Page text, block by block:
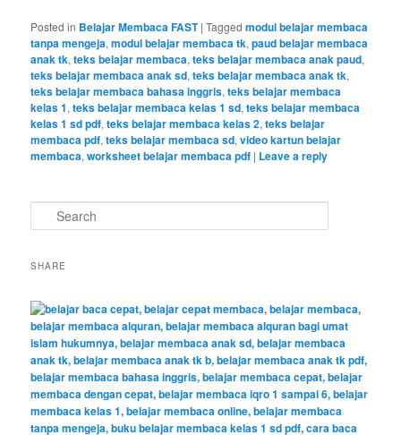
Posted in Belajar Membaca FAST |Tagged modul belajar membaca
tanpa mengeja,modul belajar membaca tk,paud belajar membaca
anak tk,teks belajar membaca,teks belajar membaca anak paud,
teks belajar membaca anak sd,teks belajar membaca anak tk,
teks belajar membaca bahasa inggris,teks belajar membaca
kelas 1,teks belajar membaca kelas 1 sd,teks belajar membaca
kelas 1 sd pdf,teks belajar membaca kelas 2,teks belajar
membaca pdf,teks belajar membaca sd,video kartun belajar
membaca,worksheet belajar membaca pdf | Leave a reply
e
rSHARE